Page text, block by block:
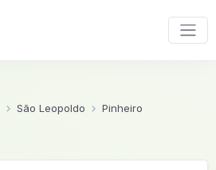
São Leopoldo
Pinheiro